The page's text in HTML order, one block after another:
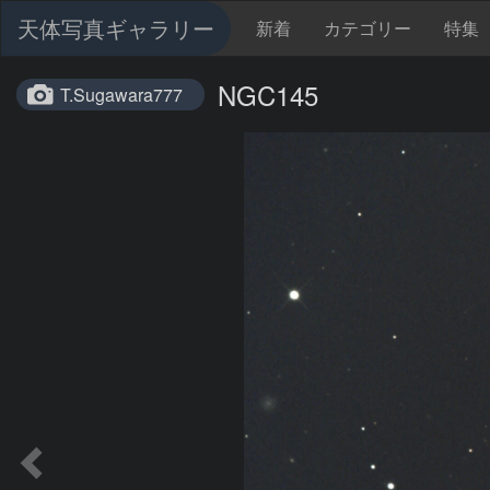
天体写真ギャラリー 新着 カテゴリー 特集
T.Sugawara777 NGC145